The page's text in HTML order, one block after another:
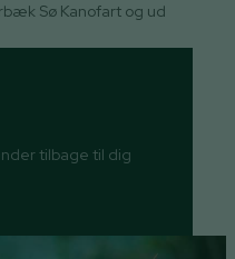
Sø Kanofart og ud
tilbage til dig